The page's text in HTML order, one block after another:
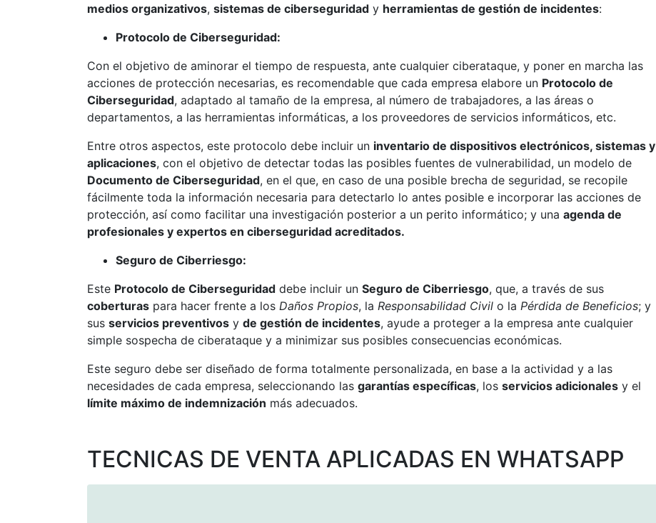
medios organizativos, sistemas de ciberseguridad y herramientas de gestión de incidentes:
Protocolo de Ciberseguridad:
Con el objetivo de aminorar el tiempo de respuesta, ante cualquier ciberataque, y poner en marcha las
acciones de protección necesarias, es recomendable que cada empresa elabore un Protocolo de
Ciberseguridad, adaptado al tamaño de la empresa, al número de trabajadores, a las áreas o
departamentos, a las herramientas informáticas, a los proveedores de servicios informáticos, etc.
Entre otros aspectos, este protocolo debe incluir un inventario de dispositivos electrónicos, sistemas y
aplicaciones, con el objetivo de detectar todas las posibles fuentes de vulnerabilidad, un modelo de
Documento de Ciberseguridad, en el que, en caso de una posible brecha de seguridad, se recopile
fácilmente toda la información necesaria para detectarlo lo antes posible e incorporar las acciones de
protección, así como facilitar una investigación posterior a un perito informático; y una agenda de
profesionales y expertos en ciberseguridad acreditados.
Seguro de Ciberriesgo:
Este Protocolo de Ciberseguridad debe incluir un Seguro de Ciberriesgo, que, a través de sus
coberturas para hacer frente a los Daños Propios, la Responsabilidad Civil o la Pérdida de Beneficios; y
sus servicios preventivos y de gestión de incidentes, ayude a proteger a la empresa ante cualquier
simple sospecha de ciberataque y a minimizar sus posibles consecuencias económicas.
Este seguro debe ser diseñado de forma totalmente personalizada, en base a la actividad y a las
necesidades de cada empresa, seleccionando las garantías específicas, los servicios adicionales y el
límite máximo de indemnización más adecuados.
TECNICAS DE VENTA APLICADAS EN WHATSAPP